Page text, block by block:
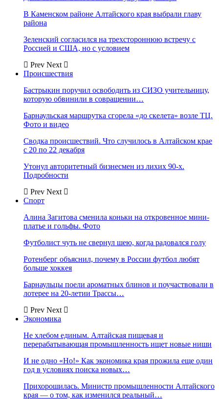
В Каменском районе Алтайского края выбрали главу
района
Зеленский согласился на трехстороннюю встречу с
Россией и США, но с условием
Prev Next
Происшествия
Бастрыкин поручил освободить из СИЗО учительницу,
которую обвинили в совращении…
Барнаульская маршрутка сгорела «до скелета» возле ТЦ.
Фото и видео
Сводка происшествий. Что случилось в Алтайском крае
с 20 по 22 декабря
Утонул авторитетный бизнесмен из лихих 90-х.
Подробности
Prev Next
Спорт
Алина Загитова сменила коньки на откровенное мини-
платье и гольфы. Фото
Футболист чуть не свернул шею, когда радовался голу
Ротенберг объяснил, почему в России футбол любят
больше хоккея
Барнаульцы поели ароматных блинов и поучаствовали в
лотерее на 20-летии Трассы…
Prev Next
Экономика
Не хлебом единым. Алтайская пищевая и
перерабатывающая промышленность ищет новые ниши
И не одно «Но!» Как экономика края прожила еще один
год в условиях поиска новых…
Прихорошилась. Министр промышленности Алтайского
края — о том, как изменился реальный…